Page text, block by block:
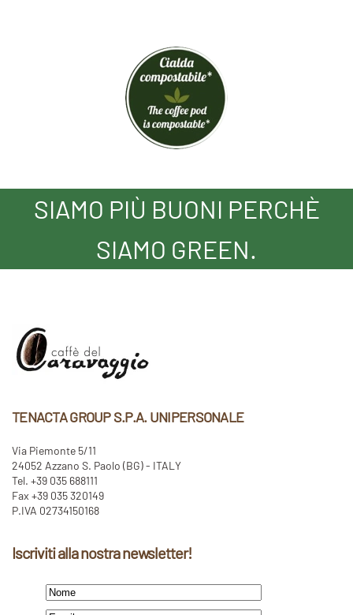
SIAMO PIÙ BUONI PERCHÈ
SIAMO GREEN.
TENACTA GROUP S.P.A. UNIPERSONALE
Via Piemonte 5/11
24052 Azzano S. Paolo (BG) - ITALY
Tel. +39 035 688111
Fax +39 035 320149
P.IVA 02734150168
Iscriviti alla nostra newsletter!